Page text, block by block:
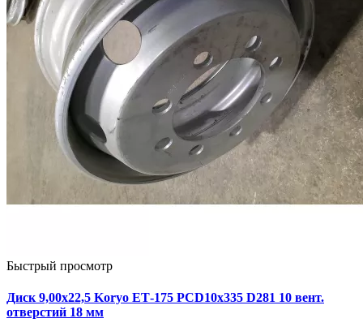
Быстрый просмотр
Диск 9,00х22,5 Koryo ЕТ-175 PCD10x335 D281 10 вент.
отверстий 18 мм